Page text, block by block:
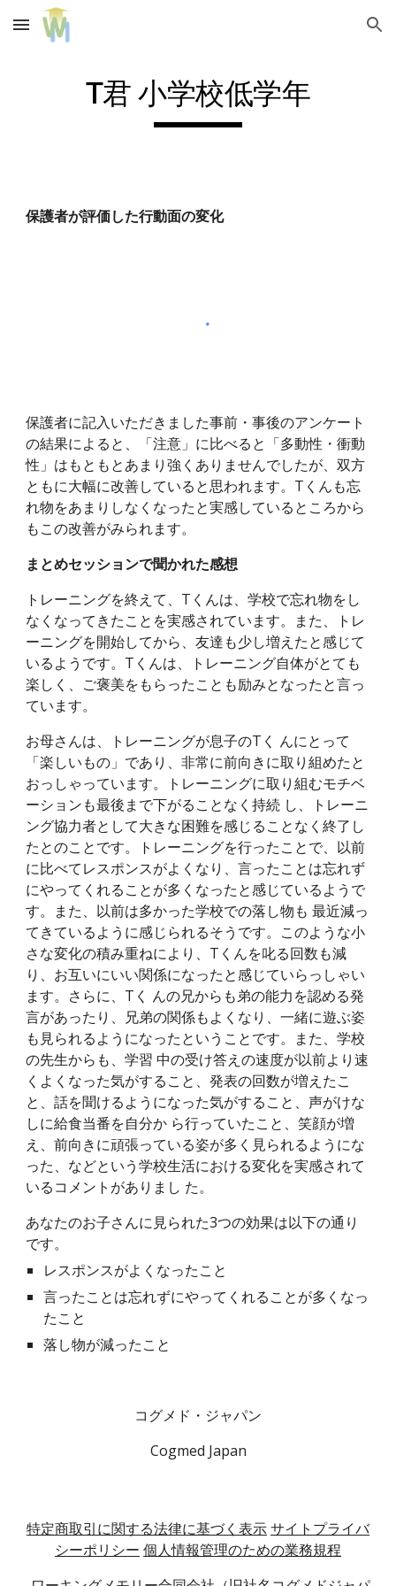
Skip to main content Skip to navigation
T君 小学校低学年
保護者が評価した行動面の変化
保護者に記入いただきました事前・事後のアンケート
の結果によると、「注意」に比べると「多動性・衝動
性」はもともとあまり強くありませんでしたが、双方
ともに大幅に改善していると思われます。Tくんも忘
れ物をあまりしなくなったと実感しているところから
もこの改善がみられます。
まとめセッションで聞かれた感想
トレーニングを終えて、Tくんは、学校で忘れ物をし
なくなってきたことを実感されています。また、トレ
ーニングを開始してから、友達も少し増えたと感じて
いるようです。Tくんは、トレーニング自体がとても
楽しく、ご褒美をもらったことも励みとなったと言っ
ています。
お母さんは、トレーニングが息子のTく んにとって
「楽しいもの」であり、非常に前向きに取り組めたと
おっしゃっています。トレーニングに取り組むモチベ
ーションも最後まで下がることなく持続 し、トレーニ
ング協力者として大きな困難を感じることなく終了し
たとのことです。トレーニングを行ったことで、以前
に比べてレスポンスがよくなり、言ったことは忘れず
にやってくれることが多くなったと感じているようで
す。また、以前は多かった学校での落し物も 最近減っ
てきているように感じられるそうです。このような小
さな変化の積み重ねにより、Tくんを叱る回数も減
り、お互いにいい関係になったと感じていらっしゃい
ます。さらに、Tく んの兄からも弟の能力を認める発
言があったり、兄弟の関係もよくなり、一緒に遊ぶ姿
も見られるようになったということです。また、学校
の先生からも、学習 中の受け答えの速度が以前より速
くよくなった気がすること、発表の回数が増えたこ
と、話を聞けるようになった気がすること、声がけな
しに給食当番を自分か ら行っていたこと、笑顔が増
え、前向きに頑張っている姿が多く見られるようにな
った、などという学校生活における変化を実感されて
いるコメントがありまし た。
あなたのお子さんに見られた3つの効果は以下の通り
です。
レスポンスがよくなったこと
言ったことは忘れずにやってくれることが多くなっ
たこと
落し物が減ったこと
コグメド・ジャパン
Cogmed Japan
特定商取引に関する法律に基づく表示サイトプライバ
シーポリシー 個人情報管理のための業務規程